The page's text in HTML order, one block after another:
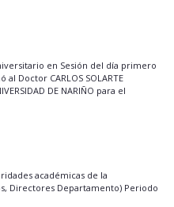
en Sesión del día primero
Doctor CARLOS SOLARTE
DE NARIÑO para el
académicas de la
Directores Departamento) Periodo